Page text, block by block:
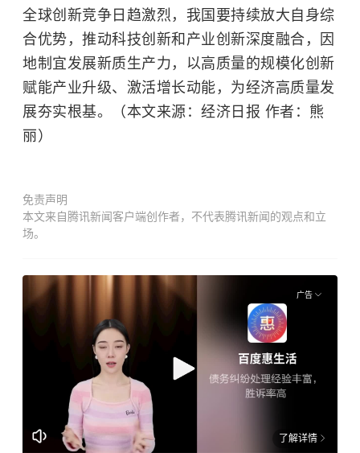
全球创新竞争日趋激烈，我国要持续放大自身综
合优势，推动科技创新和产业创新深度融合，因
地制宜发展新质生产力，以高质量的规模化创新
赋能产业升级、激活增长动能，为经济高质量发
展夯实根基。（本文来源：经济日报 作者：熊
丽）
免责声明
本文来自腾讯新闻客户端创作者，不代表腾讯新闻的观点和立
场。
广告
了解详情